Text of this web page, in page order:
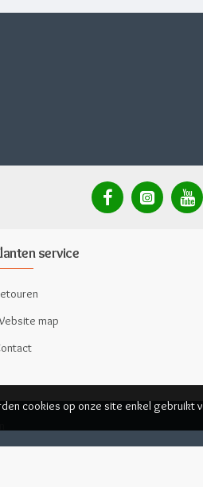
service
map
cookies op onze site enkel gebruikt